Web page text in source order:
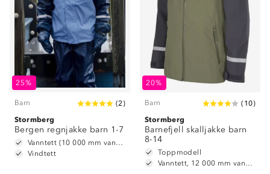
25%
Barn (2)
Stormberg
Bergen regnjakke barn 1-7
Vanntett (10 000 mm vannsøyle)
Vindtett
20%
Barn ( 10)
Stormberg
Barnefjell skalljakke barn
8-14
Toppmodell
Vanntett, 12 000 mm vannsøyle